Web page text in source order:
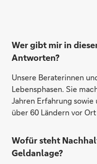
Wer gibt mir in
Antworten?
Unsere Beraterinnen
Lebensphasen. Sie
Jahren Erfahrung
über 60 Ländern vor
Wofür steht
Geldanlage?